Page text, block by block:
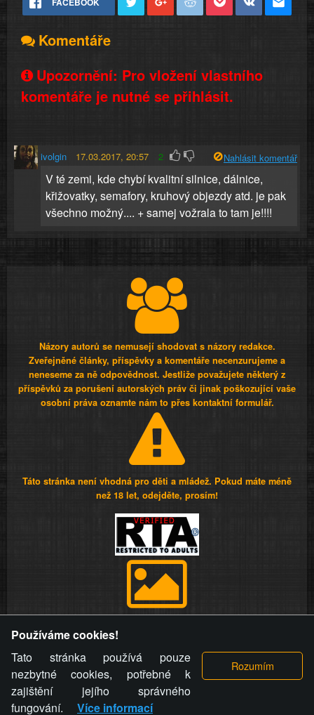
Komentáře
Upozornění: Pro vložení vlastního
komentáře je nutné se přihlásit.
ivolgin 17.03.2017, 20:57 2 Nahlásit komentář
V té zemi, kde chybí kvalitní silnice, dálnice,
křižovatky, semafory, kruhový objezdy atd. je pak
všechno možný.... + samej vožrala to tam je!!!!
Názory autorů se nemusejí shodovat s názory redakce.
Zveřejněné články, příspěvky a komentáře necenzurujeme a
neneseme za ně odpovědnost. Jestliže považujete některý z
příspěvků za porušení autorských práv či jinak poškozující vaše
osobní práva oznamte nám to přes kontaktní formulář.
Táto stránka není vhodná pro děti a mládež. Pokud máte méně
než 18 let, odejděte, prosím!
videa a komentáře. Osoba, které se toto opatření provozovatele
stránky týče, ani osoba, která umístila fotografii nebo video na
stránku, nemůže z důvodu odstranění fotografie, videa nebo
komentáře pro výše uvedenou okolnost uplatnit vůči
provozovateli stránky žádný nárok na náhradu škody nebo
nemajetkové újmy.
Používáme cookies!
Tato stránka používá pouze
nezbytné cookies, potřebné k
zajištění jejího správného
fungování.
Více informací